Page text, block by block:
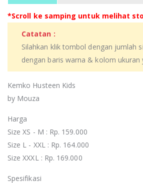
*Scroll ke samping untuk melihat
Catatan :
Silahkan klik tombol dengan jumlah
dengan baris warna & kolom ukuran
Kemko Husteen Kids
by Mouza
Harga
Size XS - M : Rp. 159.000
Size L - XXL : Rp. 164.000
Size XXXL : Rp. 169.000
Spesifikasi